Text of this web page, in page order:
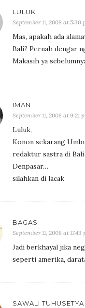
LULUK
September 11, 2008 at 5:30
Mas, apakah ada
Bali? Pernah dengar
Makasih ya
IMAN
September 11, 2008 at 9:21
Luluk,
Konon sekarang
redaktur sastra di Bali
Denpasar…
silahkan di lacak
BAGAS
September 11, 2008 at 11:43
Jadi berkhayal jika
seperti amerika,
SAWALI TUHUSETYA